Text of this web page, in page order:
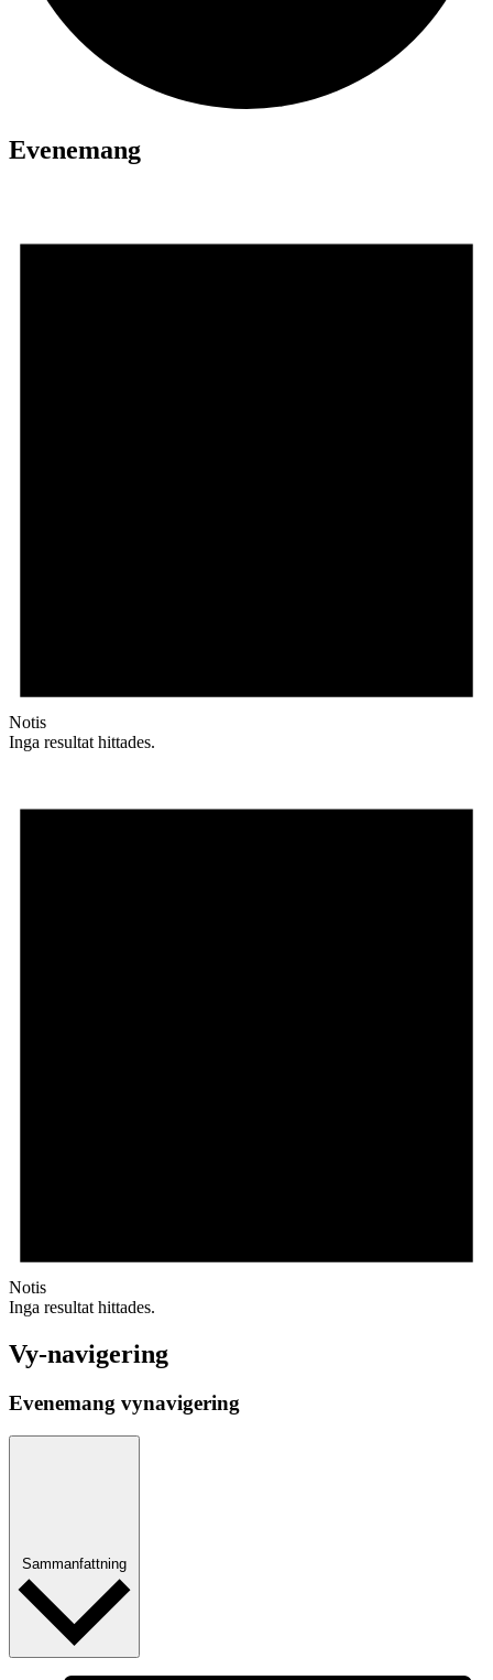
Evenemang
Notis
Inga resultat hittades.
Notis
Inga resultat hittades.
Vy-navigering
Evenemang vynavigering
Sammanfattning